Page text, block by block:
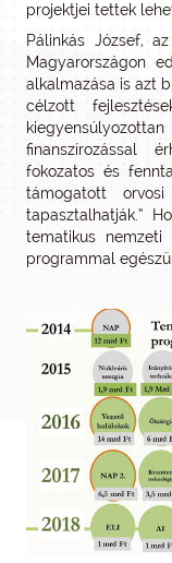
projektjei tettek
Pálinkás József,
Magyarországon
alkalmazása is azt
célzott
finanszírozással
fokozatos és
támogatott
tapasztalhatják.”
tematikus
programmal